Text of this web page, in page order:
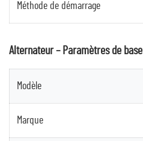
Méthode de démarrage
Alternateur – Paramètres de base
Modèle
Marque